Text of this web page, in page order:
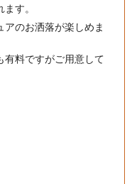
す。
アのお洒落が楽しめま
有料ですがご用意して